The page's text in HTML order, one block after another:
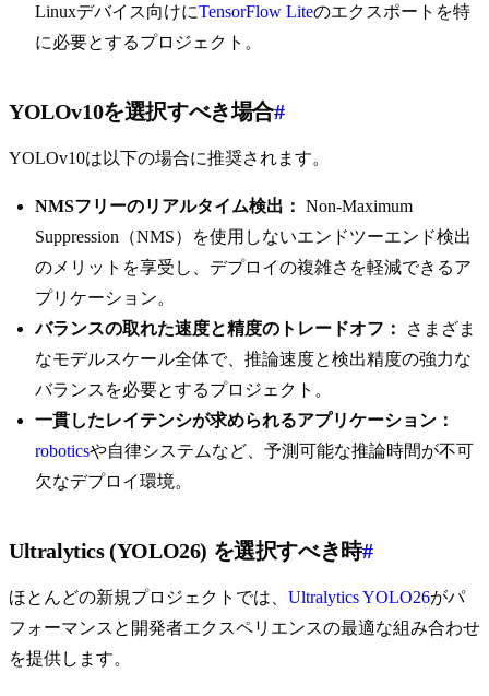
Linuxデバイス向けにTensorFlow Liteのエクスポートを特
に必要とするプロジェクト。
YOLOv10を選択すべき場合#
YOLOv10は以下の場合に推奨されます。
NMSフリーのリアルタイム検出： Non-Maximum
Suppression（NMS）を使用しないエンドツーエンド検出
のメリットを享受し、デプロイの複雑さを軽減できるア
プリケーション。
バランスの取れた速度と精度のトレードオフ：
さまざま
なモデルスケール全体で、推論速度と検出精度の強力な
バランスを必要とするプロジェクト。
一貫したレイテンシが求められるアプリケーション：
roboticsや自律システムなど、予測可能な推論時間が不可
欠なデプロイ環境。
Ultralytics (YOLO26) を選択すべき時#
ほとんどの新規プロジェクトでは、 Ultralytics YOLO26がパ
フォーマンスと開発者エクスペリエンスの最適な組み合わせ
を提供します。